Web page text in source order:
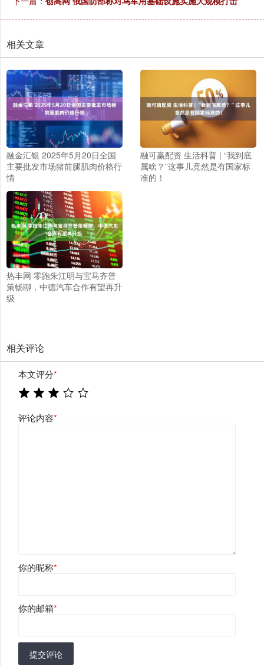
相关文章
融金汇银 2025年5月20日全国
主要批发市场猪前腿肌肉价格行
情
融可赢配资 生活科普 | “我到底
属啥？”这事儿竟然是有国家标
准的！
热丰网 零跑朱江明与宝马齐普
策畅聊，中德汽车合作有望再升
级
相关评论
本文评分*
评论内容*
你的昵称*
你的邮箱*
提交评论